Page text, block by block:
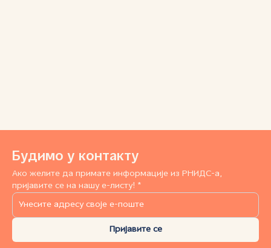
Будимо у контакту
Ако желите да примате информације из РНИДС-а,
пријавите се на нашу е-листу! *
Пријавите се